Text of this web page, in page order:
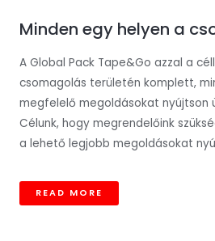
Minden egy helyen a
A Global Pack Tape&Go azzal a
csomagolás területén komplett,
megfelelő megoldásokat nyújtson
Célunk, hogy megrendelőink
a lehető legjobb megoldásokat
READ MORE